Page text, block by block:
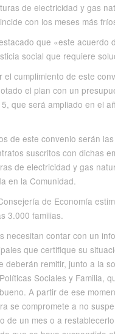
de electricidad y gas
con los meses más
que «este acuerdo
social que requiere
el cumplimiento de este
el plan con un
que será ampliado en el
de este convenio serán
suscritos con dichas
de electricidad y gas
en la Comunidad.
de Economía
3.000 familias.
necesitan contar con un
que certifique su
deberán remitir, junto a la
Sociales y Familia,
A partir de ese
se compromete a no
de un mes o a